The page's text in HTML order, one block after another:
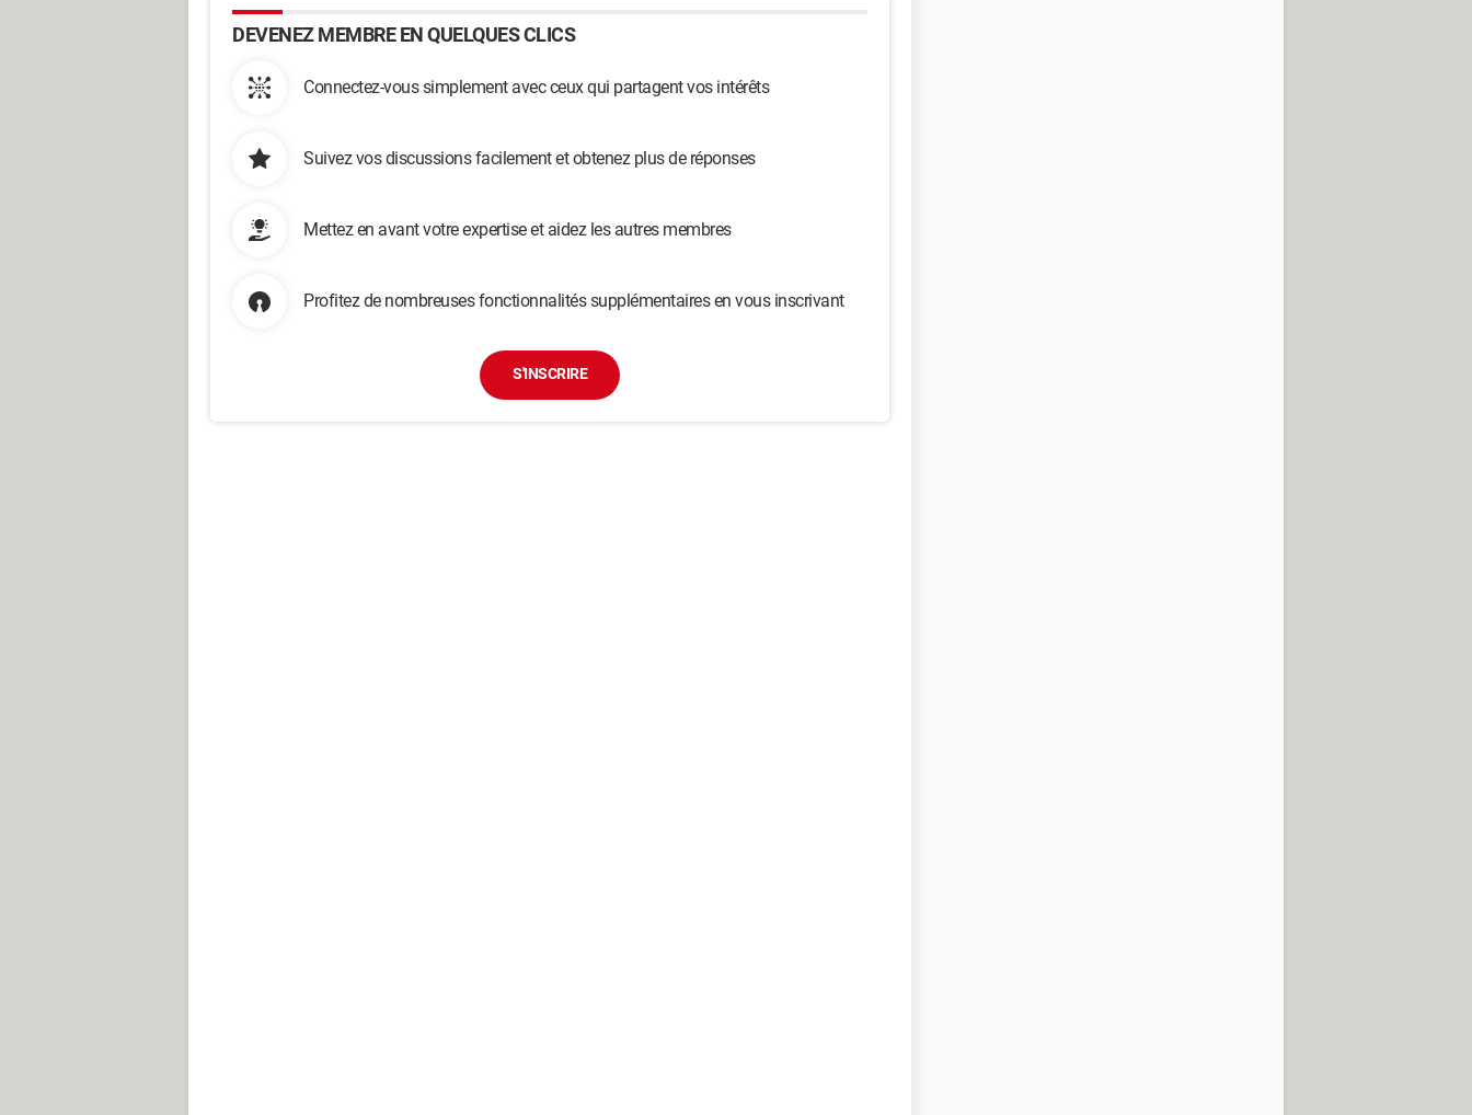
DEVENEZ MEMBRE EN QUELQUES CLICS
Connectez-vous simplement avec ceux qui partagent vos intérêts
Suivez vos discussions facilement et obtenez plus de réponses
Mettez en avant votre expertise et aidez les autres membres
Profitez de nombreuses fonctionnalités supplémentaires en vous inscrivant
S'INSCRIRE